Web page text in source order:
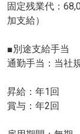
固定残業代：
加支給）
■別途支給手当
通勤手当：当社
昇給：年1回
賞与：年2回